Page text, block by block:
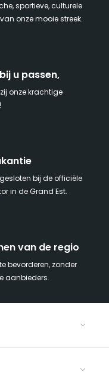
sportieve, culturele
onze mooie streek.
u passen,
onze krachtige
bij de officiële
in de Grand Est.
van de regio
bevorderen, zonder
aanbieders.